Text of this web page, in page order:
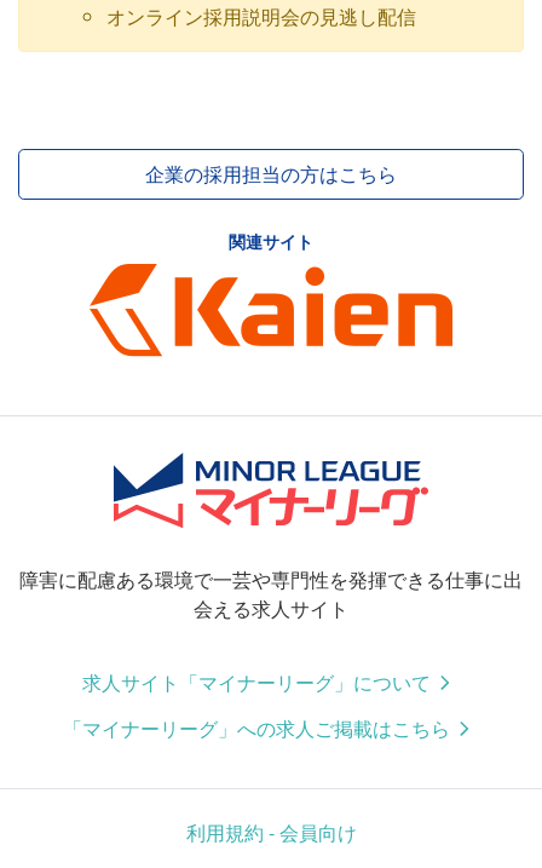
オンライン採用説明会の見逃し配信
企業の採用担当の方はこちら
関連サイト
障害に配慮ある環境で一芸や専門性を発揮できる仕事に出
会える求人サイト
求人サイト「マイナーリーグ」について
「マイナーリーグ」への求人ご掲載はこちら
利用規約 - 会員向け